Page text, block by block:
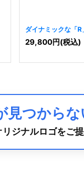
ダイナミックな「
[6690]
29,800円(税込)
見つから
リジナルロゴをご